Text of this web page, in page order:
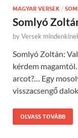
MAGYAR VERSEK /
Somlyó
byVersek
Somlyó Zoltán:
kérdem
arcot?… Egy
visszacsengő
OLVASS TOVÁBB